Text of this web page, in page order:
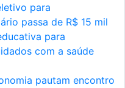
para
passa de R$ 15 mil
para
com a saúde
pautam encontro